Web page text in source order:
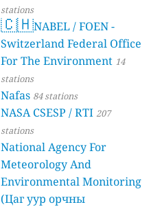
stations
🇨🇭NABEL / FOEN -
Switzerland Federal Office
For The Environment 14
stations
Nafas 84 stations
NASA CSESP / RTI 207
stations
National Agency For
Meteorology And
Environmental Monitoring
(Цаг уур орчны